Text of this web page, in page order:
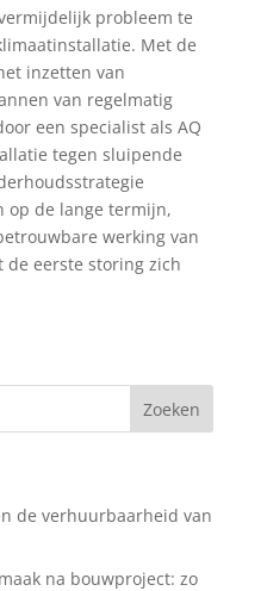
probleem te
Met de
inzetten van
van regelmatig
een specialist als AQ
tegen sluipende
op de lange termijn,
werking van
de eerste storing zich
de verhuurbaarheid van
na bouwproject: zo